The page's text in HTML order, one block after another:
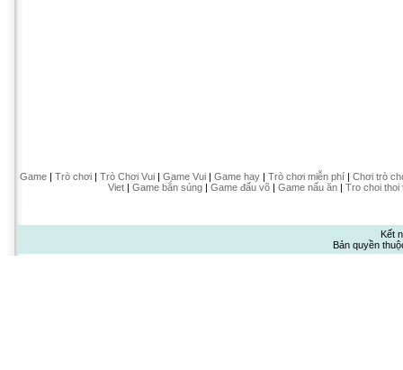
Game| Trò chơi| Trò Chơi Vui| Game Vui| Game hay| Trò chơi miễn phí| Chơi trò
Viet| Game bắn súng| Game đấu võ| Game nấu ăn| Tro choi thoi
Kết
Bản quyền